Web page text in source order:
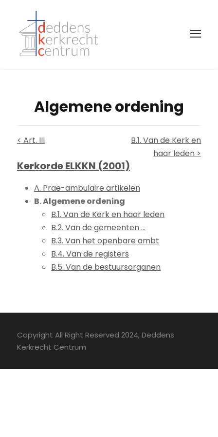
Algemene ordening
< Art. III
B.1. Van de Kerk en
haar leden >
Kerkorde ELKKN (2001)
A. Prae-ambulaire artikelen
B. Algemene ordening
B.1. Van de Kerk en haar leden
B.2. Van de gemeenten ...
B.3. Van het openbare ambt
B.4. Van de registers
B.5. Van de bestuursorganen
Copyright All Right Reserved 2024, Deddens
Kerkrecht Centrum